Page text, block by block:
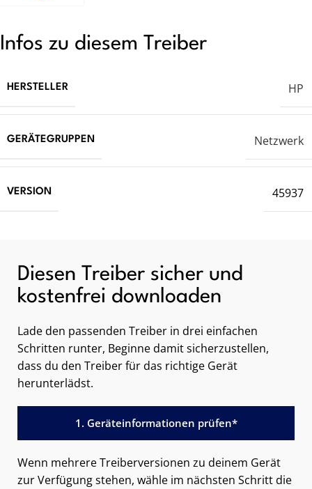
Infos zu diesem Treiber
HERSTELLER HP
GERÄTEGRUPPEN Netzwerk
VERSION 45937
Diesen Treiber sicher und
kostenfrei downloaden
Lade den passenden Treiber in drei einfachen
Schritten runter, Beginne damit sicherzustellen,
dass du den Treiber für das richtige Gerät
herunterlädst.
1. Geräteinformationen prüfen*
Wenn mehrere Treiberversionen zu deinem Gerät
zur Verfügung stehen, wähle im nächsten Schritt die